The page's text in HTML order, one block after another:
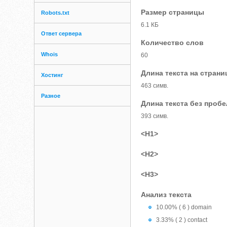
Robots.txt
Ответ сервера
Whois
Хостинг
Разное
Размер страницы
6.1 КБ
Количество слов
60
Длина текста на
463 симв.
Длина текста без
393 симв.
<H1>
<H2>
<H3>
Анализ текста
10.00% ( 6 ) domain
3.33% ( 2 ) contact